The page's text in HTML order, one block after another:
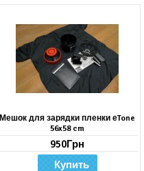
Мешок для зарядки пленки еTone
56x58 cm
950Грн